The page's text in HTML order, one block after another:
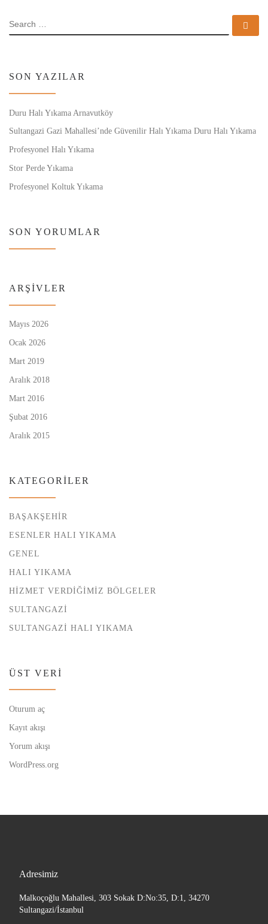
SEARCH
SON YAZILAR
Duru Halı Yıkama Arnavutköy
Sultangazi Gazi Mahallesi’nde Güvenilir Halı Yıkama Duru Halı Yıkama
Profesyonel Halı Yıkama
Stor Perde Yıkama
Profesyonel Koltuk Yıkama
SON YORUMLAR
ARŞIVLER
Mayıs 2026
Ocak 2026
Mart 2019
Aralık 2018
Mart 2016
Şubat 2016
Aralık 2015
KATEGORILER
BAŞAKŞEHIR
ESENLER HALI YIKAMA
GENEL
HALI YIKAMA
HIZMET VERDIĞIMIZ BÖLGELER
SULTANGAZI
SULTANGAZI HALI YIKAMA
ÜST VERI
Oturum aç
Kayıt akışı
Yorum akışı
WordPress.org
Adresimiz
Malkoçoğlu Mahallesi, 303 Sokak D:No:35, D:1, 34270
Sultangazi/İstanbul